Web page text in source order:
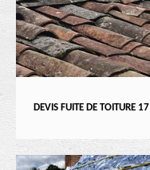
DEVIS FUITE DE TOITURE 17